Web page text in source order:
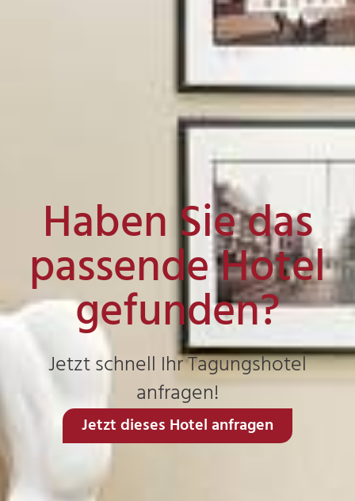
Haben Sie das
passende Hotel
gefunden?
Jetzt schnell Ihr Tagungshotel
anfragen!
Jetzt dieses Hotel anfragen